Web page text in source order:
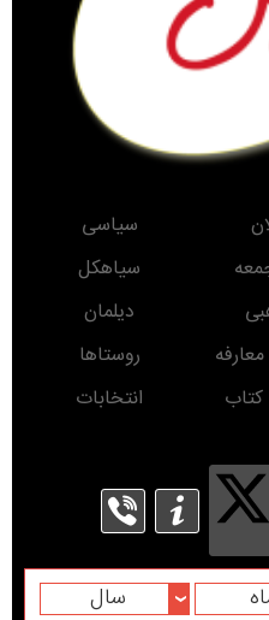
سیاسی
سیاهکل
دیلمان
روستاها
انتخابات
سال